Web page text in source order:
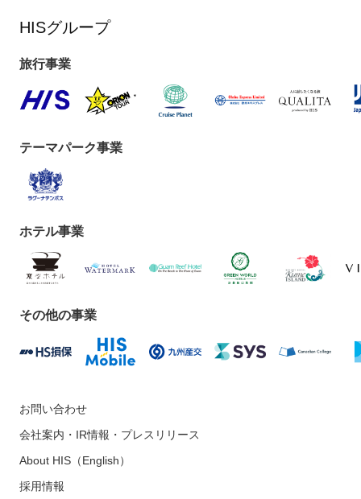
HISグループ
旅行事業
テーマパーク事業
ホテル事業
その他の事業
お問い合わせ
会社案内・IR情報・プレスリリース
About HIS（English）
採用情報